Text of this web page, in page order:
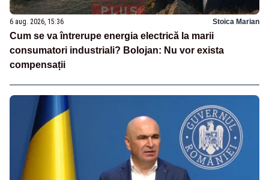
6 aug. 2026, 15:36 Stoica Marian
Cum se va întrerupe energia electrică la marii
consumatori industriali? Bolojan: Nu vor exista
compensații